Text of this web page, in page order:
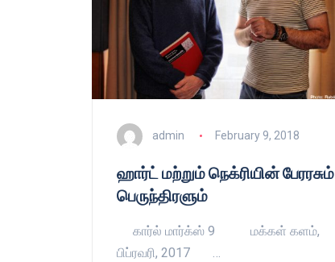
admin February 9, 2018
ஹார்ட் மற்றும் நெக்ரியின் பேரரசும்
பெருந்திரளும்
கார்ல் மார்க்ஸ் 9 மக்கள் களம்,
பிப்ரவரி, 2017 …